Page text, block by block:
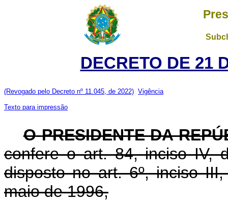
DECRETO DE 21
(Revogado pelo Decreto nº 11.045, de 2022) Vigência
Texto para impressão
O PRESIDENTE DA
confere o art. 84, inciso IV,
disposto no art. 6º, inciso
maio de 1996,